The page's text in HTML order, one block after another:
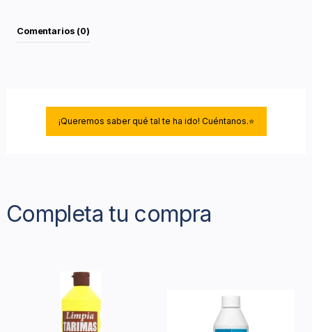
Comentarios (0)
¡Queremos saber qué tal te ha ido! Cuéntanos.⭐
Completa tu compra